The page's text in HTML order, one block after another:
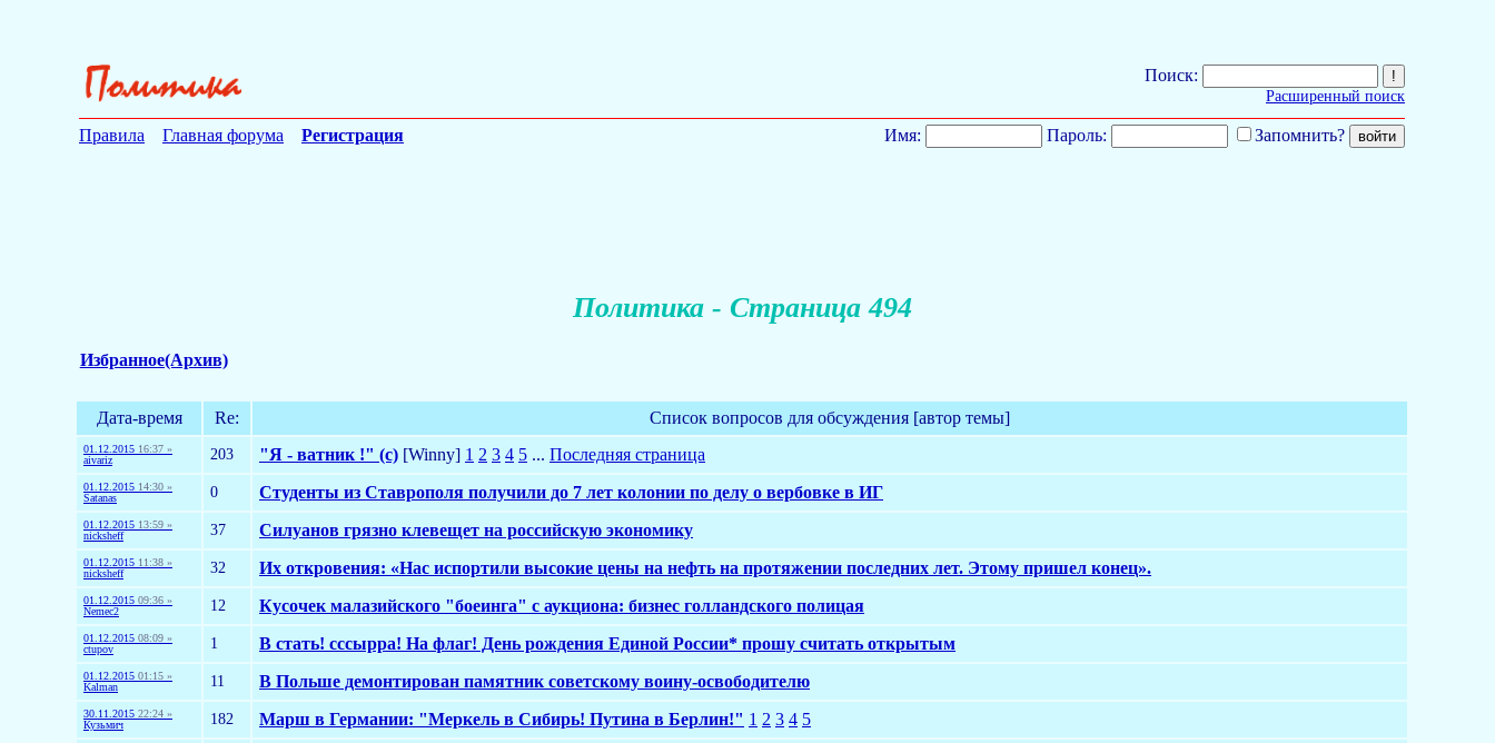
Поиск:
Расширенный поиск
Правила Главная форума Регистрация Имя: Пароль: Запомнить?
Политика - Страница 494
Избранное(Архив)
Дата-время Re: Список вопросов для обсуждения [автор темы]
01.12.2015 16:37 »
aivariz
203 "Я - ватник !" (с) [Winny] 1 2 3 4 5 ... Последняя страница
01.12.2015 14:30 »
Satanas
0 Студенты из Ставрополя получили до 7 лет колонии по делу о вербовке в ИГ
01.12.2015 13:59 »
nicksheff
37 Силуанов грязно клевещет на российскую экономику
01.12.2015 11:38 »
nicksheff
32 Их откровения: «Нас испортили высокие цены на нефть на протяжении последних лет. Этому пришел конец».
01.12.2015 09:36 »
Nemec2
12 Кусочек малазийского "боеинга" с аукциона: бизнес голландского полицая
01.12.2015 08:09 »
ctupov
1 В стать! сссырра! На флаг! День рождения Единой России* прошу считать открытым
01.12.2015 01:15 »
Kalman
11 В Польше демонтирован памятник советскому воину-освободителю
30.11.2015 22:24 »
Кузьмич
182 Марш в Германии: "Меркель в Сибирь! Путина в Берлин!" 1 2 3 4 5